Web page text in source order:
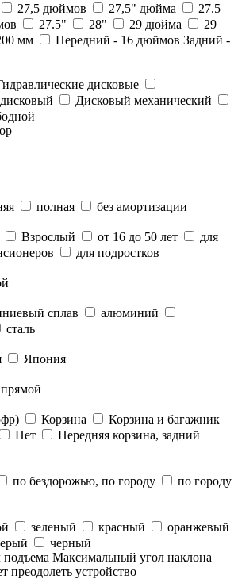
27,5 дюймов 27,5" дюйма
27.5
27.5" 28" 29 дюйма
29
мм
Передний - 16 дюймов Задний -
дисковые
дисковый
Дисковый механический
полная
без амортизации
Взрослый от 16 до 50 лет
для
для подростков
сплав
алюминий
сталь
Япония
прямой
Корзина
Корзина и багажник
Нет
Передняя корзина, задний
по бездорожью, по городу
по городу
зеленый красный
оранжевый
черный
Максимальный угол наклона
преодолеть устройство